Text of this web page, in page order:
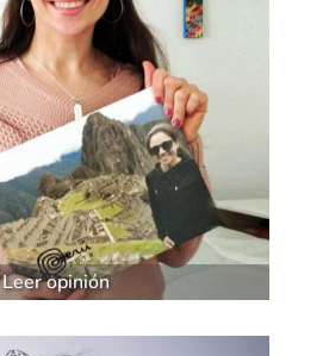
Leer opinión